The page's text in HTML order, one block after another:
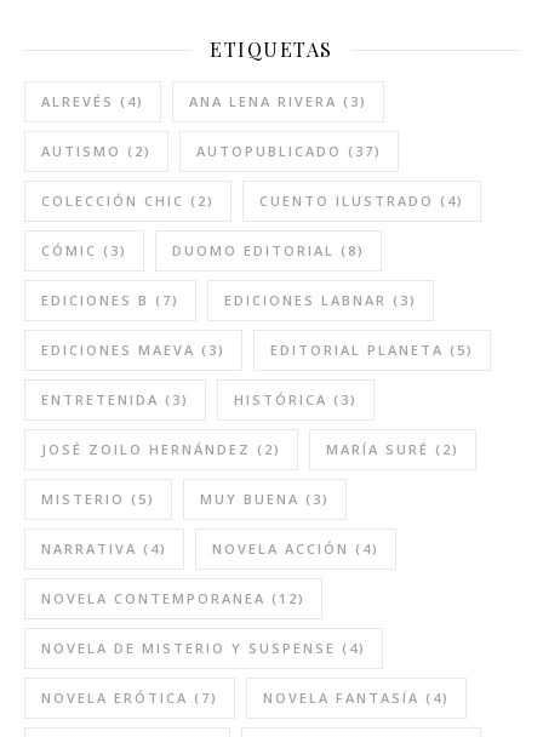
ETIQUETAS
ALREVÉS (4) ANA LENA RIVERA (3)
AUTISMO (2) AUTOPUBLICADO (37)
COLECCIÓN CHIC (2) CUENTO ILUSTRADO (4)
CÓMIC (3) DUOMO EDITORIAL (8)
EDICIONES B (7) EDICIONES LABNAR (3)
EDICIONES MAEVA (3) EDITORIAL PLANETA (5)
ENTRETENIDA (3) HISTÓRICA (3)
JOSÉ ZOILO HERNÁNDEZ (2) MARÍA SURÉ (2)
MISTERIO (5) MUY BUENA (3)
NARRATIVA (4) NOVELA ACCIÓN (4)
NOVELA CONTEMPORANEA (12)
NOVELA DE MISTERIO Y SUSPENSE (4)
NOVELA ERÓTICA (7) NOVELA FANTASÍA (4)